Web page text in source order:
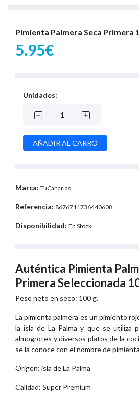
Pimienta Palmera Seca Primera
5.95€
Unidades:
Marca: TuCanarias
Referencia: 8676711736440608
Disponibilidad: En Stock
Auténtica Pimienta
Primera Seleccionada
Peso neto en seco: 100 g.
La pimienta palmera es un pimiento
la isla de La Palma y que se utiliza
almogrotes y diversos platos de la
se la conoce con el nombre de
Origen: isla de La Palma
Calidad: Super Premium